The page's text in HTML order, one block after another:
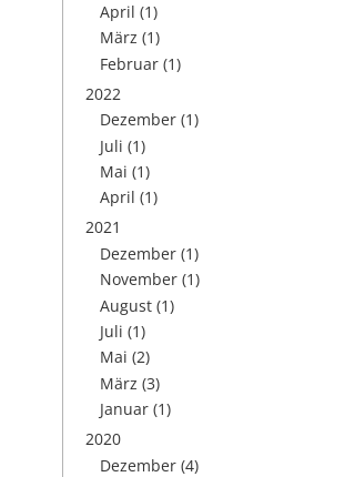
April (1)
März (1)
Februar (1)
2022
Dezember (1)
Juli (1)
Mai (1)
April (1)
2021
Dezember (1)
November (1)
August (1)
Juli (1)
Mai (2)
März (3)
Januar (1)
2020
Dezember (4)